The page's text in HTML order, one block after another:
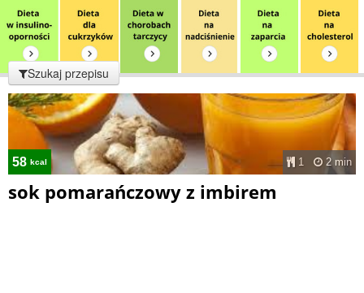
Szukaj przepisu
58 kcal 1 2 min
sok pomarańczowy z imbirem